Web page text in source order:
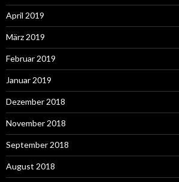
April 2019
März 2019
Februar 2019
Januar 2019
Dezember 2018
November 2018
September 2018
August 2018